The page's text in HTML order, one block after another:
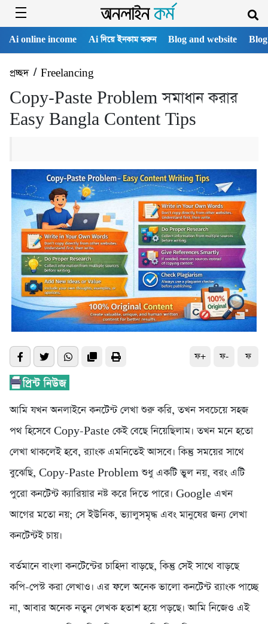
Ai online income Ai দিয়ে ইনকাম করুন Blog and website
প্রচ্ছদ/ Freelancing
Copy-Paste Problem সমাধান করার
Easy Bangla Content Tips
ফ+ ফ- ফ
আমি যখন অনলাইনে কনটেন্ট লেখা শুরু করি, তখন সবচেয়ে সহজ
পথ হিসেবে Copy-Paste কেই বেছে নিয়েছিলাম। তখন মনে হতো
লেখা থাকলেই হবে, র‍্যাংক এমনিতেই আসবে। কিন্তু সময়ের সাথে
বুঝেছি, Copy-Paste Problem শুধু একটি ভুল নয়, বরং এটি
পুরো কনটেন্ট ক্যারিয়ার নষ্ট করে দিতে পারে। Google এখন
আগের মতো নয়; সে ইউনিক, ভ্যালুসমৃদ্ধ এবং মানুষের জন্য লেখা
কনটেন্টই চায়।
বর্তমানে বাংলা কনটেন্টের চাহিদা বাড়ছে, কিন্তু সেই সাথে বাড়ছে
কপি-পেস্ট করা লেখাও। এর ফলে অনেক ভালো কনটেন্ট র‍্যাংক পাচ্ছে
না, আবার অনেক নতুন লেখক হতাশ হয়ে পড়ছে। আমি নিজেও এই